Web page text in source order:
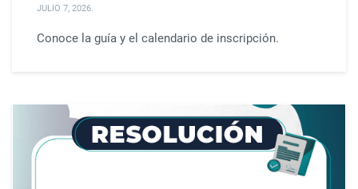
JULIO 7, 2026.
Conoce la guía y el calendario de inscripción.